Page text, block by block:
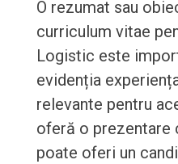
O rezumat sau
curriculum vitae
Logistic este
evidenția
relevante pentru
oferă o prezentare
poate oferi un